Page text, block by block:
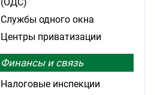
Службы одного окна
Центры приватизации
Финансы и связь
Налоговые инспекции